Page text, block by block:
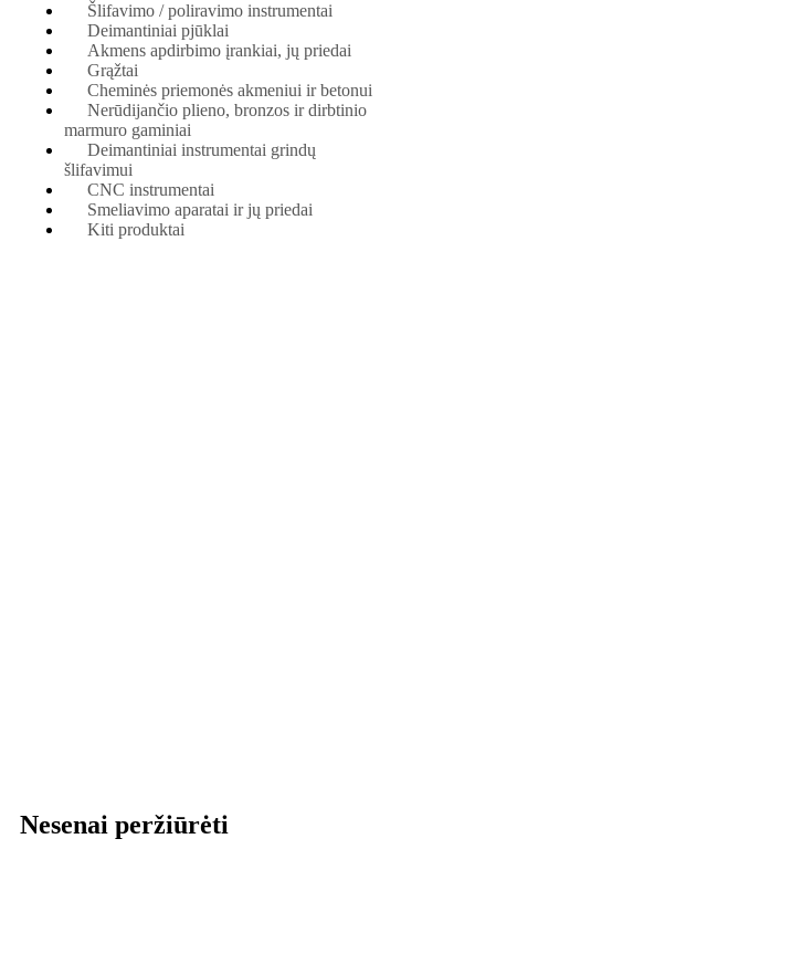
Šlifavimo / poliravimo instrumentai
Deimantiniai pjūklai
Akmens apdirbimo įrankiai, jų priedai
Grąžtai
Cheminės priemonės akmeniui ir betonui
Nerūdijančio plieno, bronzos ir dirbtinio
marmuro gaminiai
Deimantiniai instrumentai grindų
šlifavimui
CNC instrumentai
Smeliavimo aparatai ir jų priedai
Kiti produktai
Nesenai peržiūrėti